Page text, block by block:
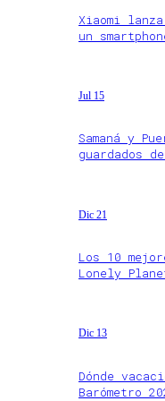
Xiaomi
un
Jul 15
Samaná y
guardados
Dic 21
Los 10
Lonely
Dic 13
Dónde
Barómetro